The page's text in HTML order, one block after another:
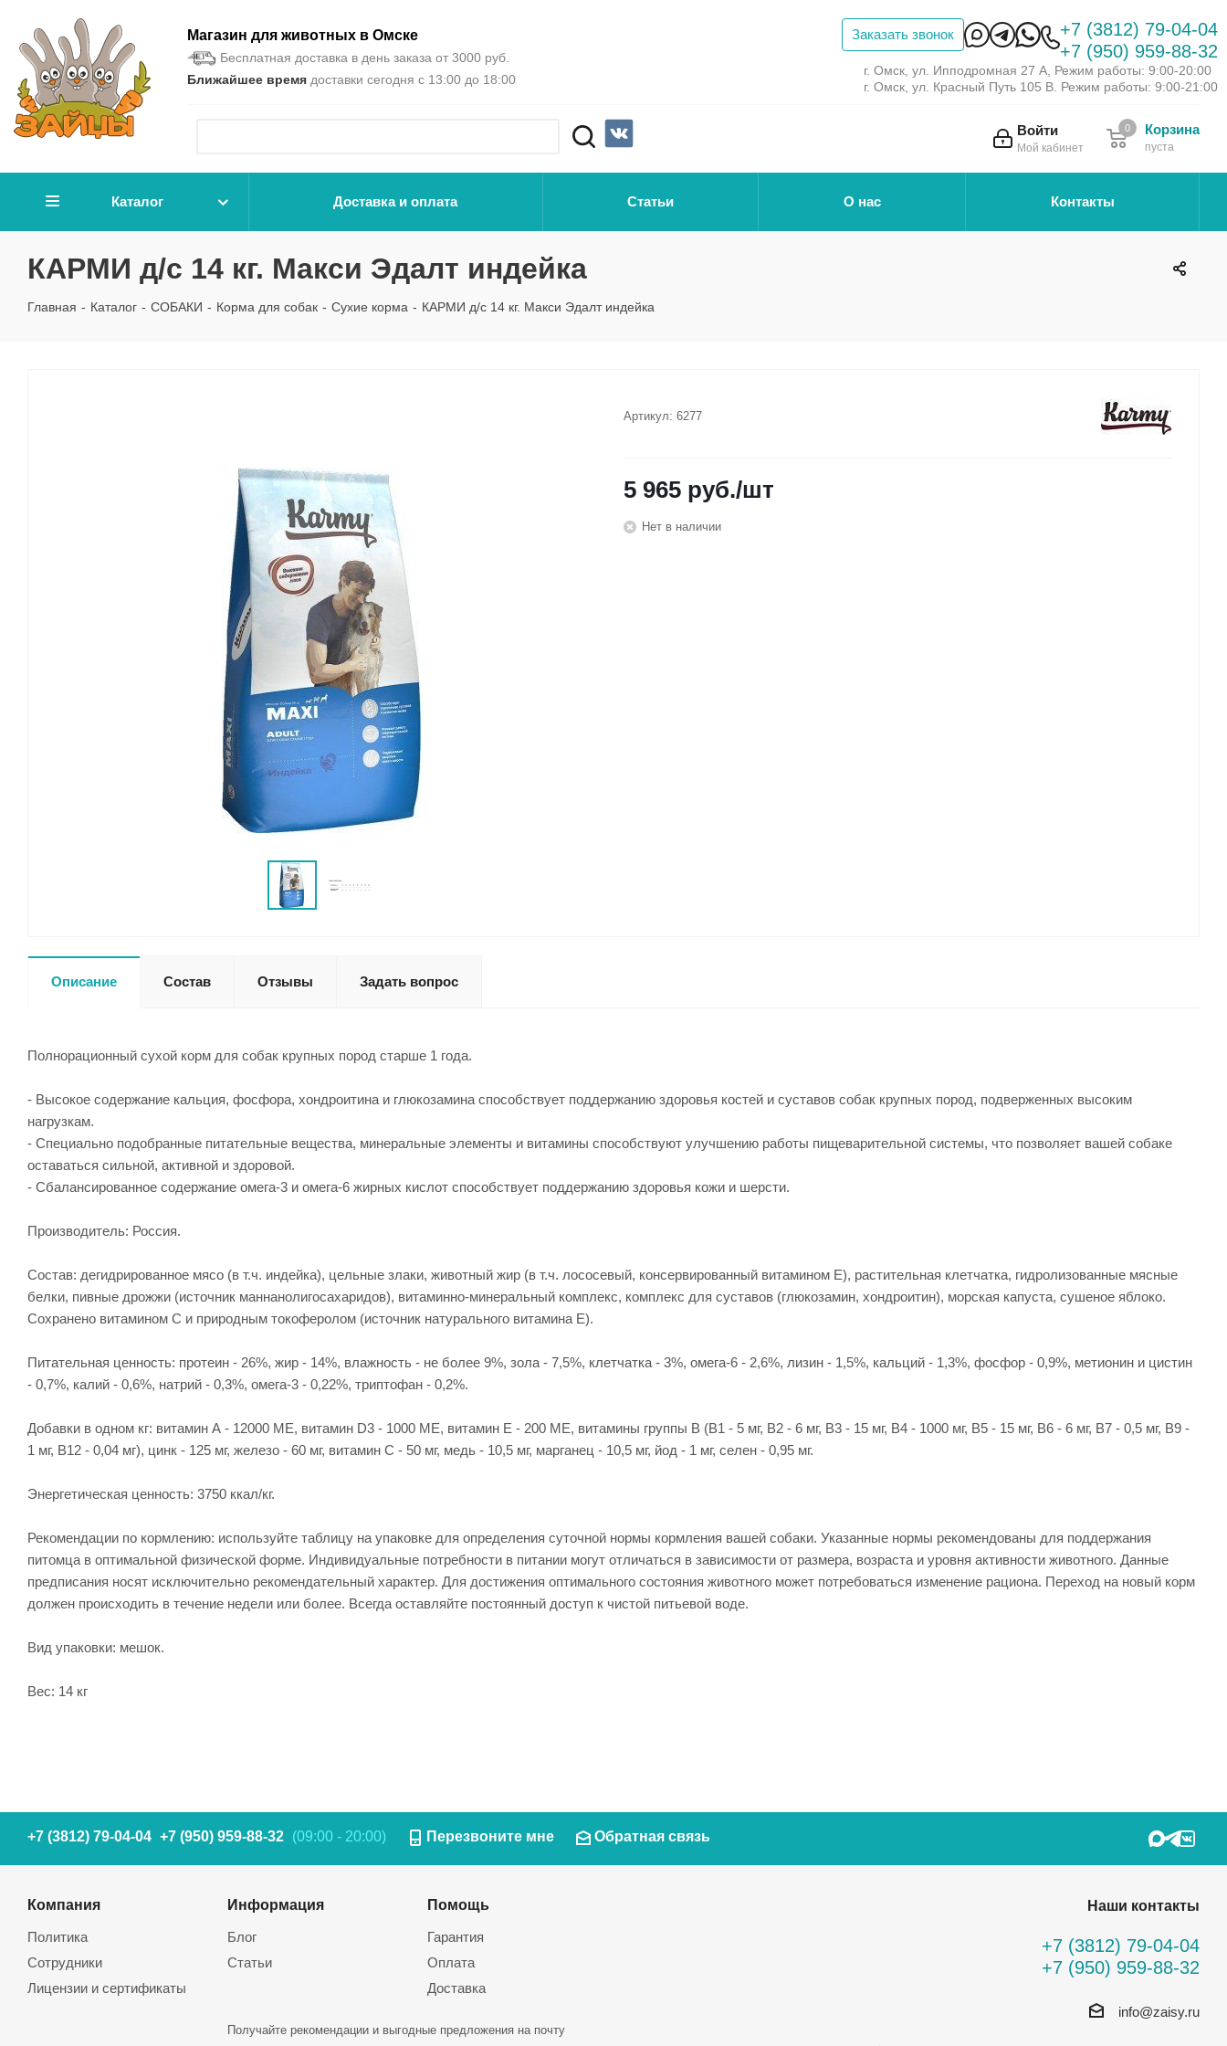
Магазин для животных в Омске
Бесплатная доставка в день заказа от 3000 руб.
Ближайшее время доставки сегодня с 13:00 до 18:00
Заказать звонок
+7 (3812) 79-04-04
+7 (950) 959-88-32
г. Омск, ул. Ипподромная 27 А, Режим работы: 9:00-20:00
г. Омск, ул. Красный Путь 105 В. Режим работы: 9:00-21:00
Войти
Мой кабинет
Корзина
пуста
0
Каталог Доставка и оплата Статьи О нас Контакты
КАРМИ д/с 14 кг. Макси Эдалт индейка
Главная - Каталог - СОБАКИ - Корма для собак - Сухие корма - КАРМИ д/с 14 кг. Макси Эдалт индейка
Артикул: 6277
5 965 руб./шт
Нет в наличии
Описание Состав Отзывы Задать вопрос
Полнорационный сухой корм для собак крупных пород старше 1 года.
- Высокое содержание кальция, фосфора, хондроитина и глюкозамина способствует поддержанию здоровья костей и суставов собак крупных пород, подверженных высоким
нагрузкам.
- Специально подобранные питательные вещества, минеральные элементы и витамины способствуют улучшению работы пищеварительной системы, что позволяет вашей собаке
оставаться сильной, активной и здоровой.
- Сбалансированное содержание омега-3 и омега-6 жирных кислот способствует поддержанию здоровья кожи и шерсти.
Производитель: Россия.
Состав: дегидрированное мясо (в т.ч. индейка), цельные злаки, животный жир (в т.ч. лососевый, консервированный витамином E), растительная клетчатка, гидролизованные мясные
белки, пивные дрожжи (источник маннанолигосахаридов), витаминно-минеральный комплекс, комплекс для суставов (глюкозамин, хондроитин), морская капуста, сушеное яблоко.
Сохранено витамином С и природным токоферолом (источник натурального витамина Е).
Питательная ценность: протеин - 26%, жир - 14%, влажность - не более 9%, зола - 7,5%, клетчатка - 3%, омега-6 - 2,6%, лизин - 1,5%, кальций - 1,3%, фосфор - 0,9%, метионин и цистин
- 0,7%, калий - 0,6%, натрий - 0,3%, омега-3 - 0,22%, триптофан - 0,2%.
Добавки в одном кг: витамин А - 12000 МЕ, витамин D3 - 1000 МЕ, витамин Е - 200 МЕ, витамины группы В (В1 - 5 мг, В2 - 6 мг, В3 - 15 мг, В4 - 1000 мг, В5 - 15 мг, В6 - 6 мг, В7 - 0,5 мг, В9 -
1 мг, В12 - 0,04 мг), цинк - 125 мг, железо - 60 мг, витамин С - 50 мг, медь - 10,5 мг, марганец - 10,5 мг, йод - 1 мг, селен - 0,95 мг.
Энергетическая ценность: 3750 ккал/кг.
Рекомендации по кормлению: используйте таблицу на упаковке для определения суточной нормы кормления вашей собаки. Указанные нормы рекомендованы для поддержания
питомца в оптимальной физической форме. Индивидуальные потребности в питании могут отличаться в зависимости от размера, возраста и уровня активности животного. Данные
предписания носят исключительно рекомендательный характер. Для достижения оптимального состояния животного может потребоваться изменение рациона. Переход на новый корм
должен происходить в течение недели или более. Всегда оставляйте постоянный доступ к чистой питьевой воде.
Вид упаковки: мешок.
Вес: 14 кг
+7 (3812) 79-04-04 +7 (950) 959-88-32 (09:00 - 20:00) Перезвоните мне Обратная связь
Компания
Политика
Сотрудники
Лицензии и сертификаты
Информация
Блог
Статьи
Помощь
Гарантия
Оплата
Доставка
Получайте рекомендации и выгодные предложения на почту
Наши контакты
+7 (3812) 79-04-04
+7 (950) 959-88-32
info@zaisy.ru